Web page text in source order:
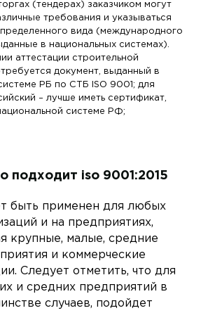
(тендерах) заказчиком могут
требования и указываться
вида (международного
в национальных системах).
аттестации строительной
документ, выданный в
РБ по СТБ ISO 9001; для
– лучше иметь сертификат,
системе РФ;
подходит iso 9001:2015
быть применен для любых
и на предприятиях,
крупные, малые, средние
и коммерческие
Следует отметить, что для
и средних предприятий в
случаев, подойдет